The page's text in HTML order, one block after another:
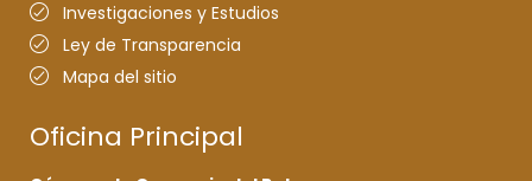
Investigaciones y Estudios
Ley de Transparencia
Mapa del sitio
Oficina Principal